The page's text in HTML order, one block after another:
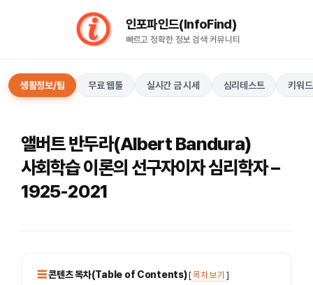
인포파인드(InfoFind)​​​​
빠르고 정확한 정보 검색 커뮤니티
생활정보/팁 무료 웹툴 실시간 금 시세 심리테스트 키워
앨버트 반두라(Albert Bandura)
사회학습 이론의 선구자이자 심리학자 –
1925-2021
콘텐츠 목차(Table of Contents)[목차 보기 ]